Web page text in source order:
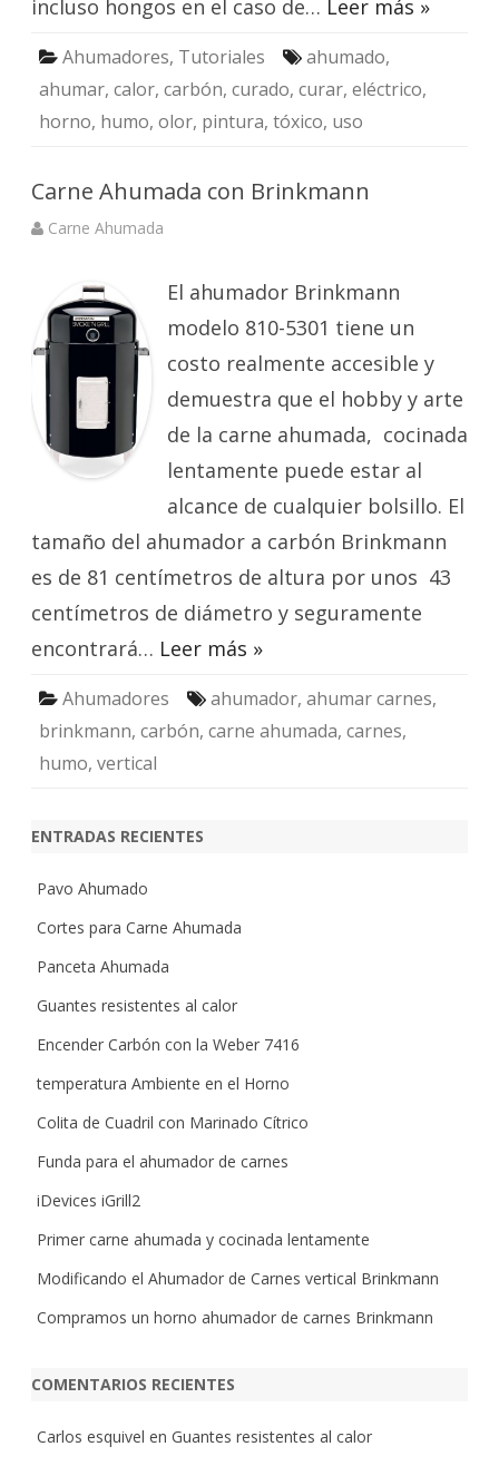
incluso hongos en el caso de… Leer más »
Ahumadores, Tutoriales ahumado,
ahumar, calor, carbón, curado, curar, eléctrico,
horno, humo, olor, pintura, tóxico, uso
Carne Ahumada con Brinkmann
Carne Ahumada
El ahumador Brinkmann
modelo 810-5301 tiene un
costo realmente accesible y
demuestra que el hobby y arte
de la carne ahumada, cocinada
lentamente puede estar al
alcance de cualquier bolsillo. El
tamaño del ahumador a carbón Brinkmann
es de 81 centímetros de altura por unos 43
centímetros de diámetro y seguramente
encontrará… Leer más »
Ahumadores ahumador, ahumar carnes,
brinkmann, carbón, carne ahumada, carnes,
humo, vertical
ENTRADAS RECIENTES
Pavo Ahumado
Cortes para Carne Ahumada
Panceta Ahumada
Guantes resistentes al calor
Encender Carbón con la Weber 7416
temperatura Ambiente en el Horno
Colita de Cuadril con Marinado Cítrico
Funda para el ahumador de carnes
iDevices iGrill2
Primer carne ahumada y cocinada lentamente
Modificando el Ahumador de Carnes vertical Brinkmann
Compramos un horno ahumador de carnes Brinkmann
COMENTARIOS RECIENTES
Carlos esquivel en Guantes resistentes al calor